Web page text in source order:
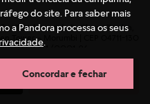
do site. Para saber mais
a Pandora processa os seus
Concordar e fechar
COMPRA RÁPIDA
LTDA | Avenida Dr Chucri Zaidan,
Tower – Morumbi | CEP 04711-130
11.023.174/0001-96